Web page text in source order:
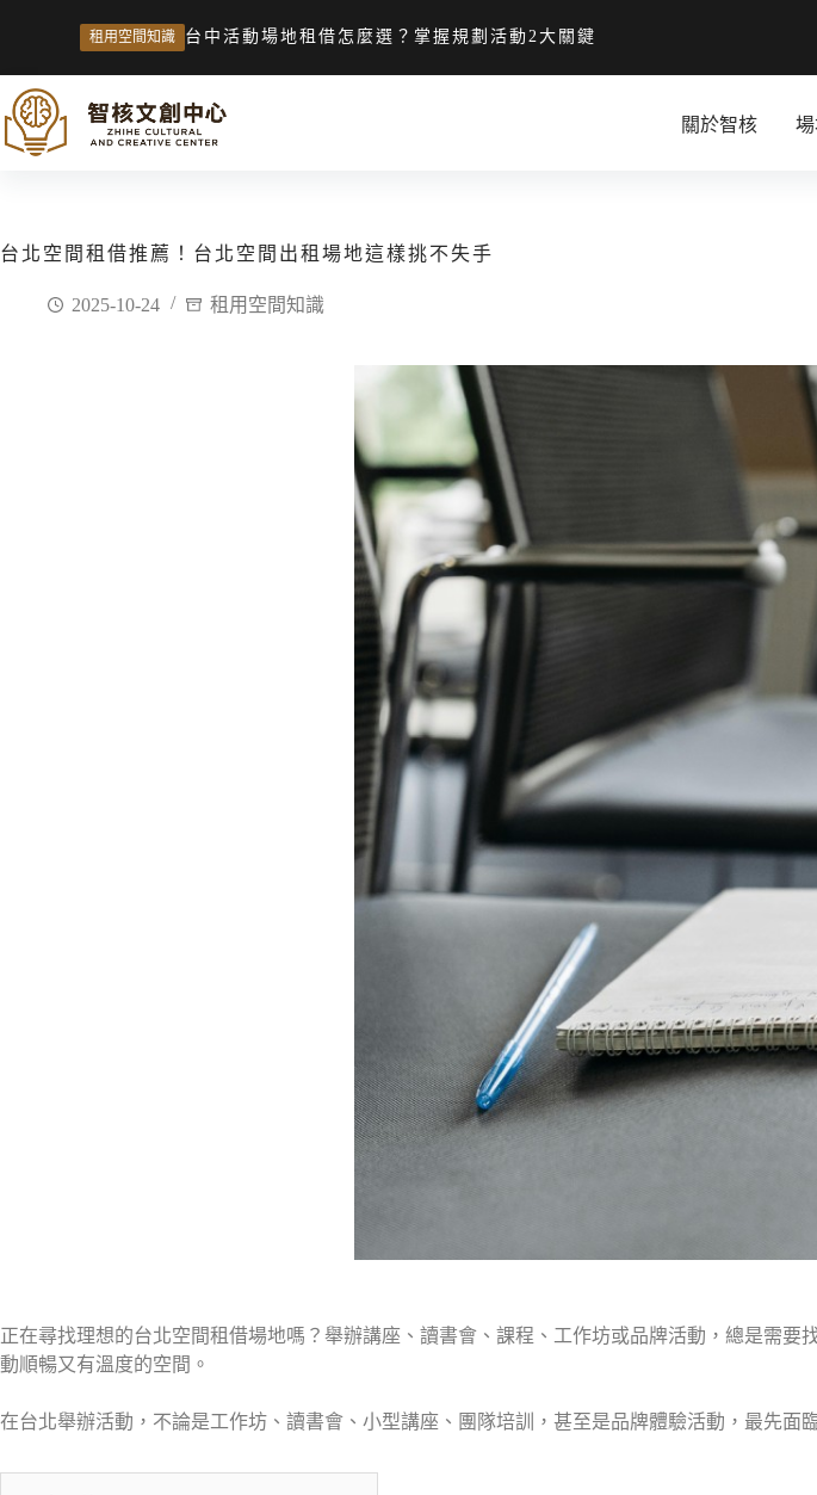
租用空間知識 台中活動場地租借怎麼選？掌握規劃活動2大關鍵
關於智核
台北空間租借推薦！台北空間出租場地這樣挑不失手
2025-10-24 租用空間知識
正在尋找理想的台北空間租借場地嗎？舉辦講座、讀書會、課程、工作坊或品牌活動，總是需
動順暢又有溫度的空間。
在台北舉辦活動，不論是工作坊、讀書會、小型講座、團隊培訓，甚至是品牌體驗活動，最先